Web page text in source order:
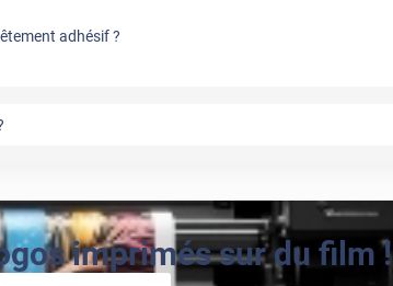
adhésif ?
imprimés sur du film !